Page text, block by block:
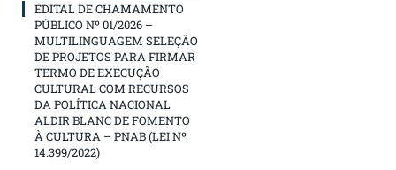
EDITAL DE CHAMAMENTO
PÚBLICO Nº 01/2026 –
MULTILINGUAGEM SELEÇÃO
DE PROJETOS PARA FIRMAR
TERMO DE EXECUÇÃO
CULTURAL COM RECURSOS
DA POLÍTICA NACIONAL
ALDIR BLANC DE FOMENTO
À CULTURA – PNAB (LEI Nº
14.399/2022)